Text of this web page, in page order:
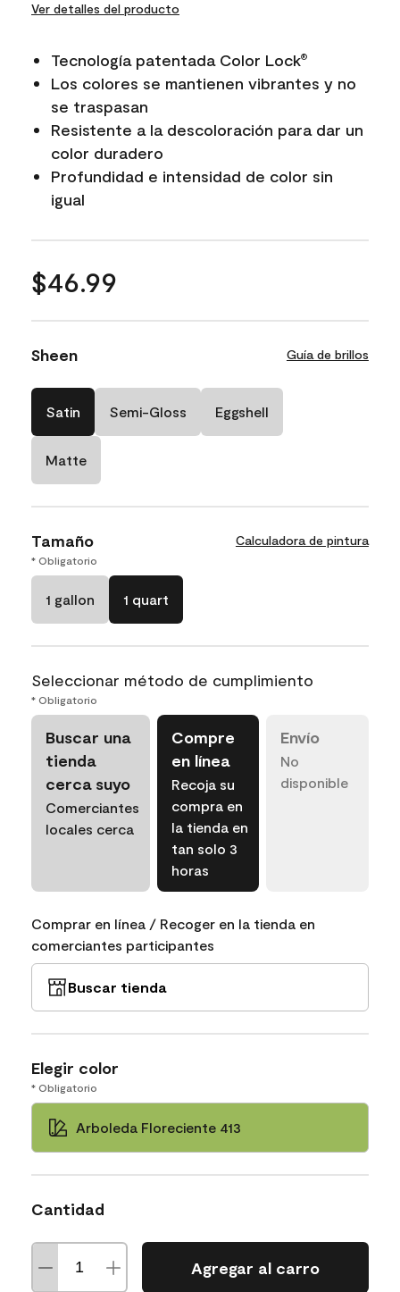
Ver detalles del producto
Tecnología patentada Color Lock®
Los colores se mantienen vibrantes y no
se traspasan
Resistente a la descoloración para dar un
color duradero
Profundidad e intensidad de color sin
igual
$46.99
Sheen Guía de brillos
Satin Semi-Gloss Eggshell
Matte
Tamaño Calculadora de pintura
* Obligatorio
1 gallon 1 quart
Seleccionar método de cumplimiento
* Obligatorio
Buscar una
tienda
cerca suyo
Comerciantes
locales cerca
Compre
en línea
Recoja su
compra en
la tienda en
tan solo 3
horas
Envío
No
disponible
Comprar en línea / Recoger en la tienda en
comerciantes participantes
Buscar tienda
Elegir color
* Obligatorio
Arboleda Floreciente 413
Cantidad
Agregar al carro